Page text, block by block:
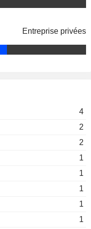
Sándor Fasimon
Norbert Szivek
Sándor Csányi
Anthony Radev
Entreprise privées
4
2
2
1
1
1
1
1